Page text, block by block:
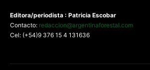
Editora/periodista : Patricia Escobar
Contacto: redaccion@argentinaforestal.com
Cel: (+54)9 376 15 4 131636